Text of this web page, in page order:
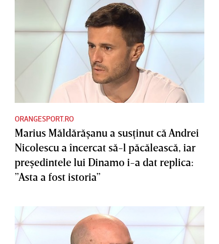
ORANGESPORT.RO
Marius Măldărăşanu a susţinut că Andrei
Nicolescu a încercat să-l păcălească, iar
preşedintele lui Dinamo i-a dat replica:
”Asta a fost istoria”